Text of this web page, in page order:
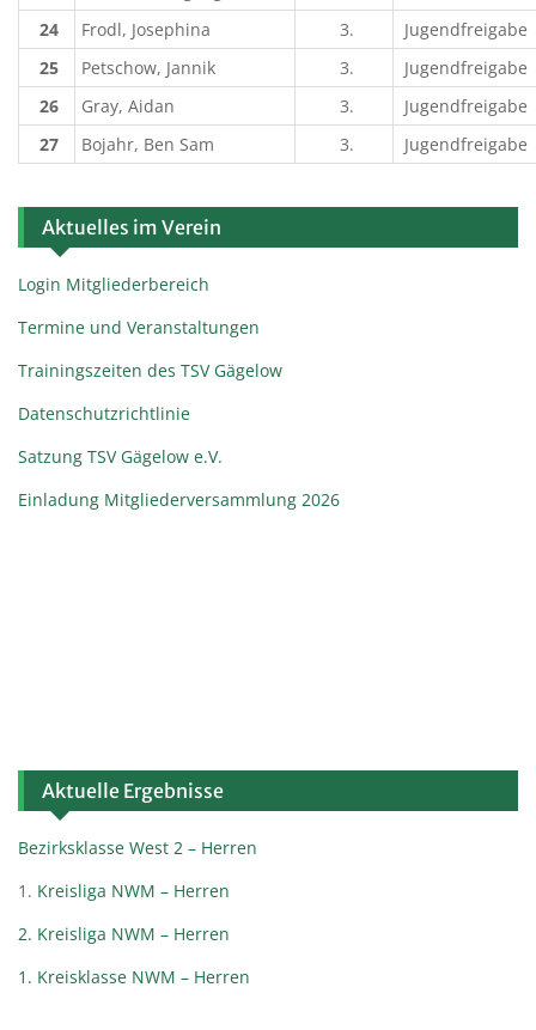
24
Frodl, Josephina 3.
Jugendfreigabe
25
Petschow, Jannik 3.
Jugendfreigabe
26
Gray, Aidan 3.
Jugendfreigabe
27
Bojahr, Ben Sam 3. Jugendfreigabe
Aktuelles im Verein
Login Mitgliederbereich
Termine und Veranstaltungen
Trainingszeiten des TSV Gägelow
Datenschutzrichtlinie
Satzung TSV Gägelow e.V.
Einladung Mitgliederversammlung 2026
Aktuelle Ergebnisse
Bezirksklasse West 2 – Herren
1. Kreisliga NWM – Herren
2. Kreisliga NWM – Herren
1. Kreisklasse NWM – Herren